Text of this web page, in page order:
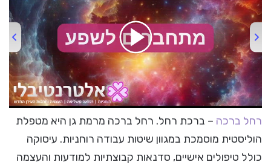
00:00/00:36
רחל ברכה – ברכת רחל. רחל ברכה מרמת גן היא מטפלת
הוליסטית מוסמכת במגוון שיטות עבודה רוחניות. עיסוקה
כולל טיפולים אישיים, סדנאות קבוצתיות למודעות והעצמה